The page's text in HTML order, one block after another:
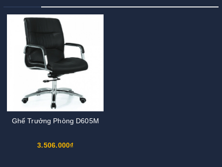
Ghế Trưởng Phòng D605M
3.506.000₫